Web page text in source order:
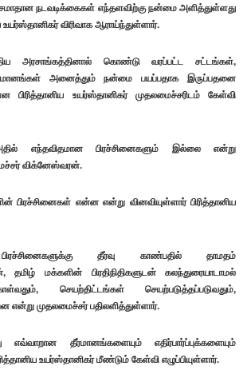
சமாதான நடவடிக்கைகள் எந்தளவிற்கு நன்மை அளித்துள்ளது
உயர்ஸ்தானிகர் விரிவாக ஆராய்ந்துள்ளார்.
அரசாங்கத்தினால் கொண்டு வரப்பட்ட சட்டங்கள்,
அனைத்தும் நன்மை பயப்பதாக இருப்பதனை
பிரித்தானிய உயர்ஸ்தானிகர் முதலமைச்சரிடம் கேள்வி
எந்தவிதமான பிரச்சினைகளும் இல்லை என்று
விக்னேஸ்வரன்.
பிரச்சினைகள் என்ன என்று வினவியுள்ளார் பிரித்தானிய
தீர்வு காண்பதில் தாமதம்
தமிழ் மக்களின் பிரதிநிதிகளுடன் கலந்துரையாடாமல்
செயற்திட்டங்கள் செயற்படுத்தப்படுவதும்,
என்று முதலமைச்சர் பதிலளித்துள்ளார்.
எவ்வாறான தீர்மானங்களையும் எதிர்பார்ப்புக்களையும்
உயர்ஸ்தானிகர் மீண்டும் கேள்வி எழுப்பியுள்ளார்.